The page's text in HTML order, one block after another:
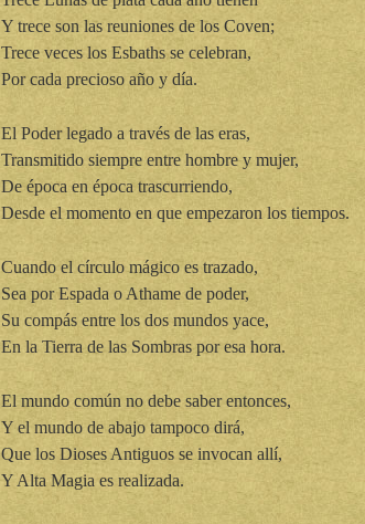
Y trece son las reuniones de los Coven;
Trece veces los Esbaths se celebran,
Por cada precioso año y día.
El Poder legado a través de las eras,
Transmitido siempre entre hombre y mujer,
De época en época trascurriendo,
Desde el momento en que empezaron los tiempos.
Cuando el círculo mágico es trazado,
Sea por Espada o Athame de poder,
Su compás entre los dos mundos yace,
En la Tierra de las Sombras por esa hora.
El mundo común no debe saber entonces,
Y el mundo de abajo tampoco dirá,
Que los Dioses Antiguos se invocan allí,
Y Alta Magia es realizada.